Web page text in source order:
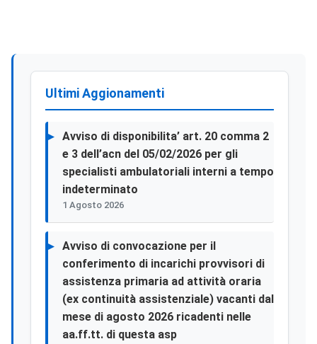
Ultimi Aggionamenti
Avviso di disponibilita’ art. 20 comma 2
e 3 dell’acn del 05/02/2026 per gli
specialisti ambulatoriali interni a tempo
indeterminato
1 Agosto 2026
Avviso di convocazione per il
conferimento di incarichi provvisori di
assistenza primaria ad attività oraria
(ex continuità assistenziale) vacanti dal
mese di agosto 2026 ricadenti nelle
aa.ff.tt. di questa asp